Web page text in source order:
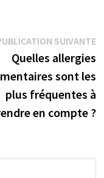
SUIVANTE
Quelles allergies
sont les
plus fréquentes à
en compte ?